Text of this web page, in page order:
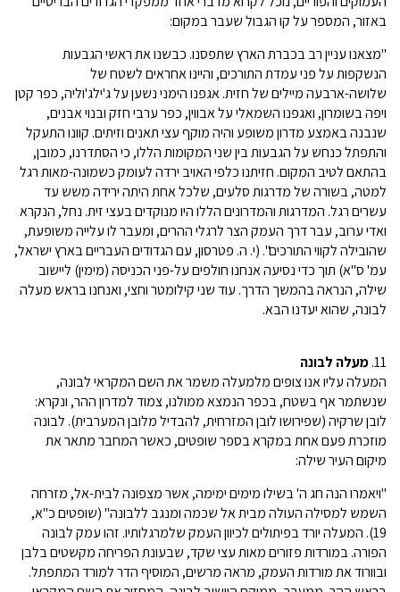
באזור, המספר על קו הגבול שעבר במקום:
"מצאנו עניין רב בכברת הארץ שתפסנו. כבשנו את ראשי הגבעות
הנשקפות על פני עמדת התורכים, והיינו אחראים לשטח של
שלושה-ארבעה מיילים של חזית. אגפנו הימני נשען על ג'ילג'וליה, כפר קטן
ויפה בשומרון, ואגפנו השמאלי על אבווין, כפר ערבי חזק ובנוי אבנים,
שנבנה באמצע מדרון משופע והיה מוקף עצי תאנים וזיתים. קוונו התעקל
והתפתל כנחש על הגבעות בין שני המקומות הללו, כי הסתדרנו, כמובן,
בהתאם לטיב המקום. חזיתנו כלפי האויב ירדה לעומק כשמונה-מאות רגל
למטה, בשורה של מדרגות סלעים, שלכל אחת היתה ירידה משש עד
עשרים רגל. המדרגות והמדרונים הללו היו מנוקדים בעצי זית. נחל, הנקרא
ואדי ערוב, עבר דרך העמק הצר לרגלי ההרים, ומעבר לו עלייה משופעת,
שהובילה לקווי התורכים". (י. ה. פטרסון, עם הגדודים העבריים בארץ ישראל,
עמ' ס"א) תוך כדי נסיעה אנחנו חולפים על-פני הכניסה (מימין) ליישוב
שילה, הנראה בהמשך הדרך. עוד שני קילומטר וחצי, ואנחנו בראש מעלה
לבונה, שהוא יעדנו הבא.
11. מעלה לבונה
המעלה עליו אנו צופים מלמעלה משמר את השם המקראי לבונה,
שנשתמר אף בשטח, בכפר הנמצא ממולנו, צמוד למדרון ההר, ונקרא:
לובן שרקיה (שפירושו לובן המזרחית, להבדיל מלובן המערבית). לבונה
מוזכרת פעם אחת במקרא בספר שופטים, כאשר המחבר מתאר את
מיקום העיר שילה:
"ויאמרו הנה חג ה' בשילו מימים ימימה, אשר מצפונה לבית-אל, מזרחה
השמש למסילה העולה מבית אל שכמה ומנגב ללבונה" (שופטים כ"א,
19). המעלה יורד בפיתולים לכיוון העמק שלמרגלותיו. זהו עמק לבונה
הפורה. במורדות פזורים מאות עצי שקד, שבעונת הפריחה מקשטים בלבן
ובוורוד את מורדות העמק, מראה מרשים, המוסיף הדר למורד המתפתל.